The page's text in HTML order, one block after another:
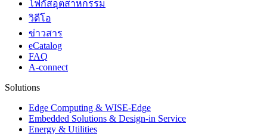
โฟกัสอุตสาหกรรม
วิดีโอ
ข่าวสาร
eCatalog
FAQ
A-connect
Solutions
Edge Computing & WISE-Edge
Embedded Solutions & Design-in Service
Energy & Utilities